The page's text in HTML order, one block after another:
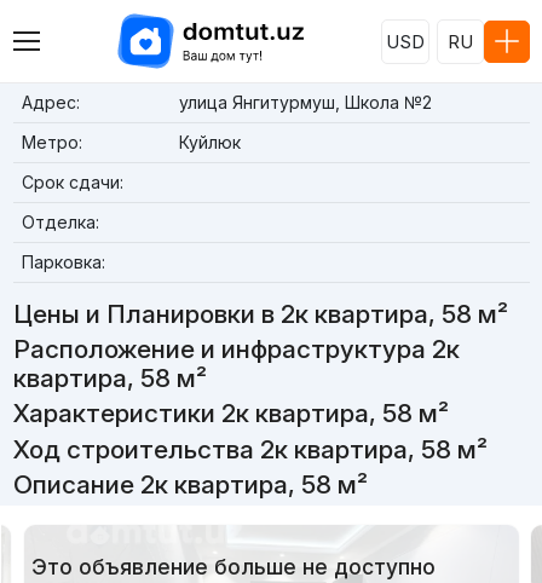
USD RU
Адрес:
улица Янгитурмуш, Школа №2
Метро:
Куйлюк
Срок сдачи:
Отделка:
Парковка:
Цены и Планировки в 2к квартира, 58 м²
Расположение и инфраструктура 2к
квартира, 58 м²
Характеристики 2к квартира, 58 м²
Ход строительства 2к квартира, 58 м²
Описание 2к квартира, 58 м²
Это объявление больше не доступно